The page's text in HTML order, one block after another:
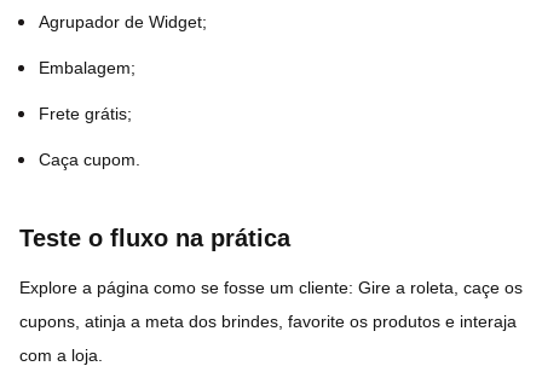
Agrupador de Widget;
Embalagem;
Frete grátis;
Caça cupom.
Teste o fluxo na prática
Explore a página como se fosse um cliente: Gire a roleta, caçe os
cupons, atinja a meta dos brindes, favorite os produtos e interaja
com a loja.